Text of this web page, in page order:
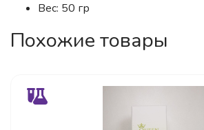
Вес: 50 гр
Похожие товары